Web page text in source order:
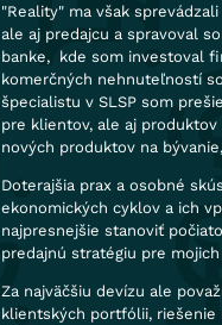
"Reality" ma však
ale aj predajcu a spravoval
banke, kde som investoval
komerčných nehnuteľností
špecialistu v SLSP som
pre klientov, ale aj
nových produktov na
Doterajšia prax a osobné
ekonomických cyklov a ich
najpresnejšie stanoviť
predajnú stratégiu pre
Za najväčšiu devízu ale
klientských portfólii, riešenie